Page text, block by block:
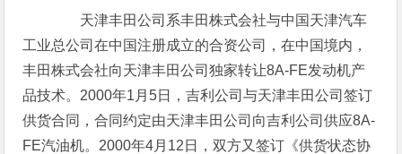
天津丰田公司系丰田株式会社与中国天津汽车
工业总公司在中国注册成立的合资公司，在中国境内，
丰田株式会社向天津丰田公司独家转让8A-FE发动机产
品技术。2000年1月5日，吉利公司与天津丰田公司签订
供货合同，合同约定由天津丰田公司向吉利公司供应8A-
FE汽油机。2000年4月12日，双方又签订《供货状态协